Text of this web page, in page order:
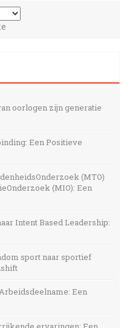
oorlogen zijn generatie
Een Positieve
(MTO)
(MIO): Een
Intent Based Leadership:
sport naar sportief
Een